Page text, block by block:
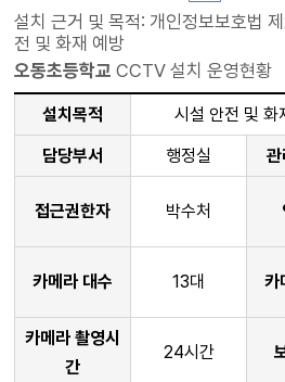
설치 근거 및 목적: 개인정보보호법
전 및 화재 예방
오동초등학교 CCTV 설치 운영현황
설치목적
시설 안전 및 화
담당부서
행정실
접근권한자 박수처
카메라 대수 13대 카
카메라 촬영시
간
24시간